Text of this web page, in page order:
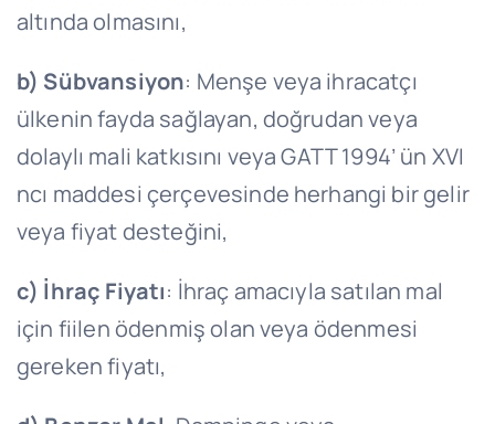
altında olmasını,
b) Sübvansiyon: Menşe veya ihracatçı
ülkenin fayda sağlayan, doğrudan veya
dolaylı mali katkısını veya GATT 1994’ ün XVI
ncı maddesi çerçevesinde herhangi bir gelir
veya fiyat desteğini,
c) İhraç Fiyatı: İhraç amacıyla satılan mal
için fiilen ödenmiş olan veya ödenmesi
gereken fiyatı,